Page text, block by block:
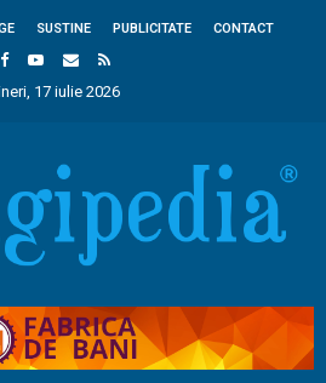
SUSTINE PUBLICITATE CONTACT
17 iulie 2026